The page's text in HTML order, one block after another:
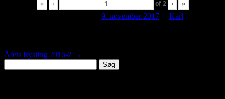
« ‹ of2 ›
»
9. november 2017 Karl
Årets Rysling 2016-2 →
efter: